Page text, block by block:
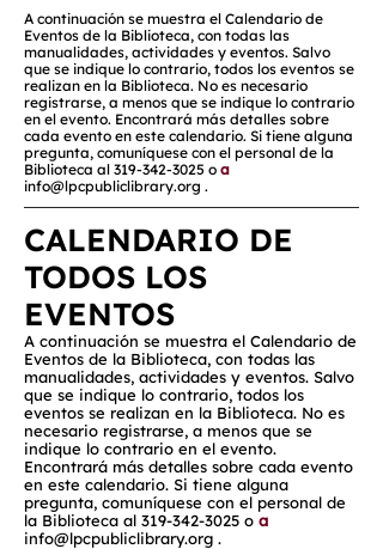
A continuación se muestra el Calendario de
Eventos de la Biblioteca, con todas las
manualidades, actividades y eventos. Salvo
que se indique lo contrario, todos los eventos se
realizan en la Biblioteca. No es necesario
registrarse, a menos que se indique lo contrario
en el evento. Encontrará más detalles sobre
cada evento en este calendario. Si tiene alguna
pregunta, comuníquese con el personal de la
Biblioteca al 319-342-3025 o a
info@lpcpubliclibrary.org .
CALENDARIO DE
TODOS LOS
EVENTOS
A continuación se muestra el Calendario de
Eventos de la Biblioteca, con todas las
manualidades, actividades y eventos. Salvo
que se indique lo contrario, todos los
eventos se realizan en la Biblioteca. No es
necesario registrarse, a menos que se
indique lo contrario en el evento.
Encontrará más detalles sobre cada evento
en este calendario. Si tiene alguna
pregunta, comuníquese con el personal de
la Biblioteca al 319-342-3025 o a
info@lpcpubliclibrary.org .